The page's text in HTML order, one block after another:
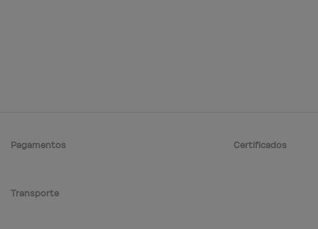
Pagamentos
Transporte
Certificados